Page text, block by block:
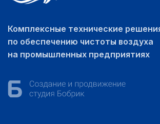
Комплексные технические
по обеспечению чистоты воздуха
на промышленных предприятиях